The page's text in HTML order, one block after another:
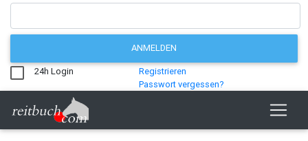
ANMELDEN
24h Login
Registrieren
Passwort vergessen?